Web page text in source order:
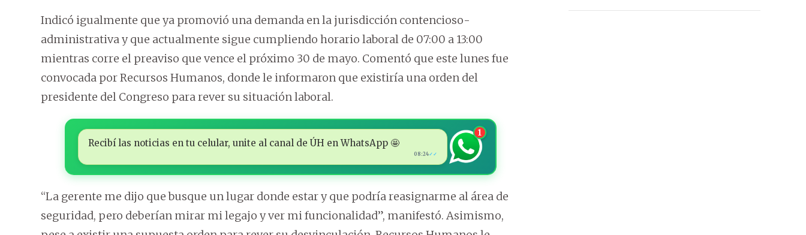
Indicó igualmente que ya promovió una demanda en la jurisdicción contencioso-
administrativa y que actualmente sigue cumpliendo horario laboral de 07:00 a 13:00
mientras corre el preaviso que vence el próximo 30 de mayo. Comentó que este lunes fue
convocada por Recursos Humanos, donde le informaron que existiría una orden del
presidente del Congreso para rever su situación laboral.
Recibí las noticias en tu celular, unite al canal de ÚH en WhatsApp 🤩
08:24✓✓
1
“La gerente me dijo que busque un lugar donde estar y que podría reasignarme al área de
seguridad, pero deberían mirar mi legajo y ver mi funcionalidad”, manifestó. Asimismo,